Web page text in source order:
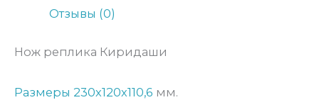
Отзывы (0)
Нож реплика Киридаши
Размеры 230х120х110,6 мм.